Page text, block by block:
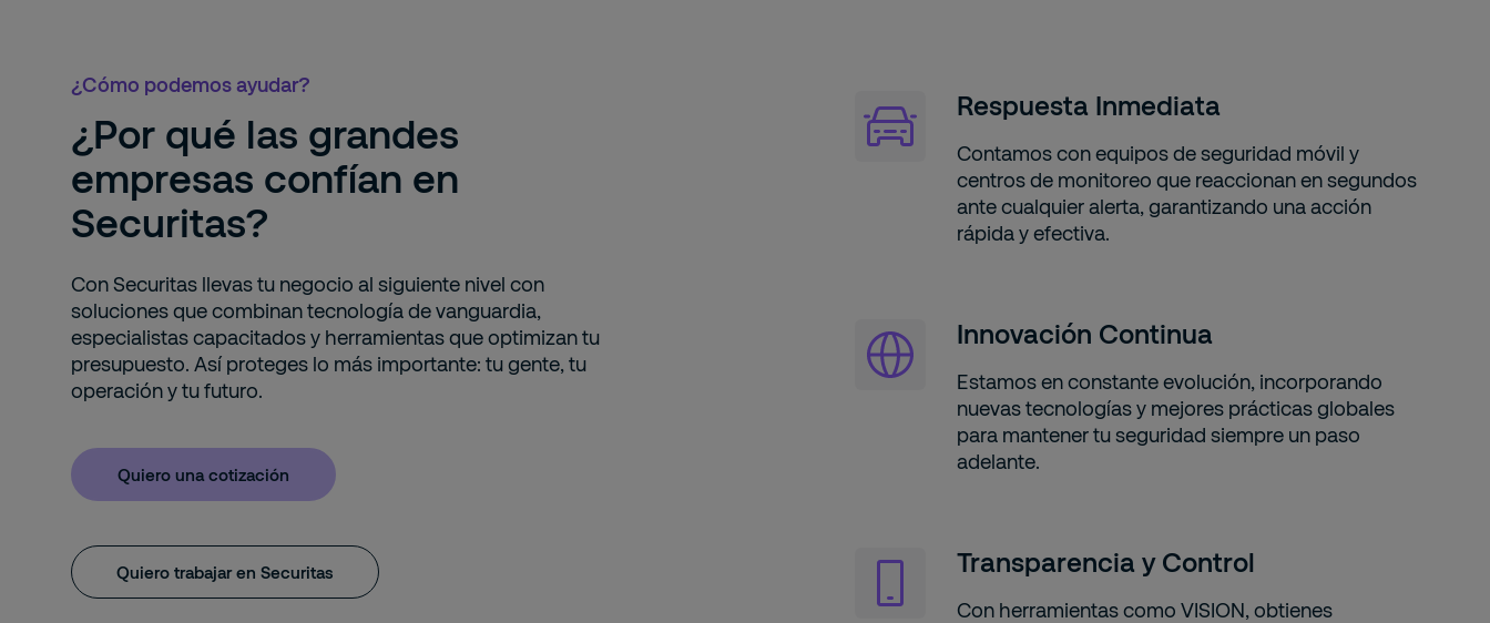
¿Cómo podemos ayudar?
¿Por qué las grandes
empresas confían en
Securitas?
Con Securitas llevas tu negocio al siguiente nivel con
soluciones que combinan tecnología de vanguardia,
especialistas capacitados y herramientas que optimizan tu
presupuesto. Así proteges lo más importante: tu gente, tu
operación y tu futuro.
Respuesta Inmediata
Contamos con equipos de seguridad móvil y
centros de monitoreo que reaccionan en segundos
ante cualquier alerta, garantizando una acción
rápida y efectiva.
Innovación Continua
Estamos en constante evolución, incorporando
nuevas tecnologías y mejores prácticas globales
para mantener tu seguridad siempre un paso
adelante.
Transparencia y Control
Con herramientas como VISION, obtienes
Quiero una cotización
Quiero trabajar en Securitas